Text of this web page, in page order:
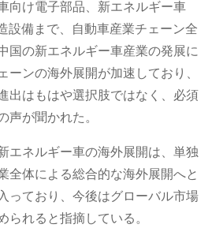
向け電子部品、新エネルギー車
設備まで、自動車産業チェーン全
国の新エネルギー車産業の発展に
ンの海外展開が加速しており、
出はもはや選択肢ではなく、必須
が聞かれた。
エネルギー車の海外展開は、単独
全体による総合的な海外展開へと
っており、今後はグローバル市場
れると指摘している。